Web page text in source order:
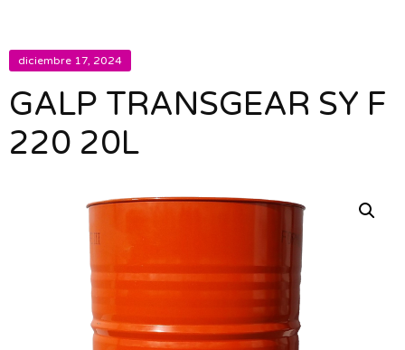
diciembre 17, 2024
GALP TRANSGEAR SY F
220 20L